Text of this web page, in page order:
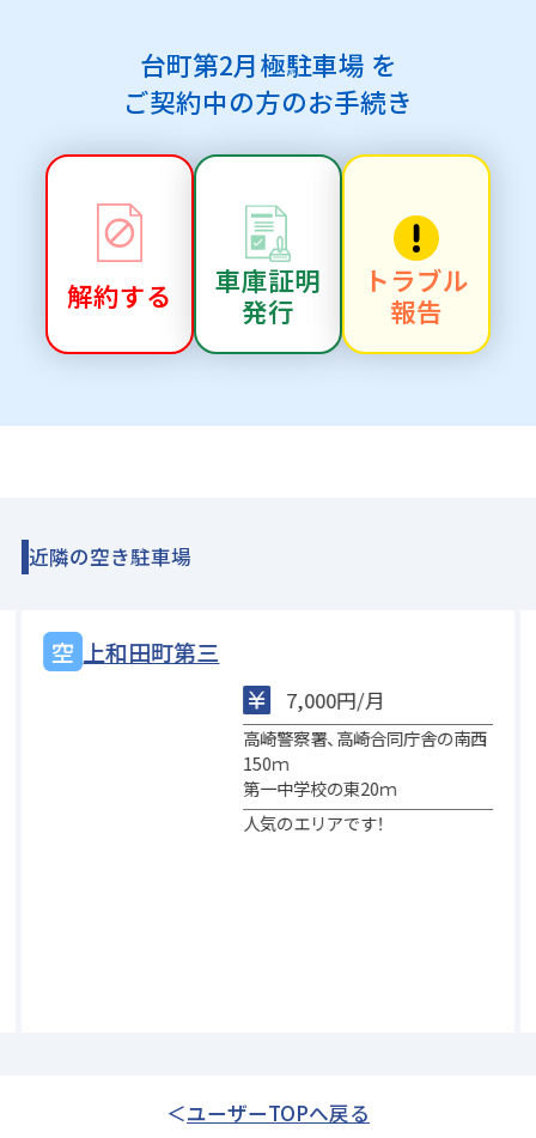
台町第2月極駐車場 を
ご契約中の方のお手続き
解約する
車庫証明
発行
トラブル
報告
近隣の空き駐車場
上和田町第三
7,000円/月
高崎警察署、高崎合同庁舎の南西
150ｍ
第一中学校の東20ｍ
人気のエリアです！
ユーザーTOPへ戻る